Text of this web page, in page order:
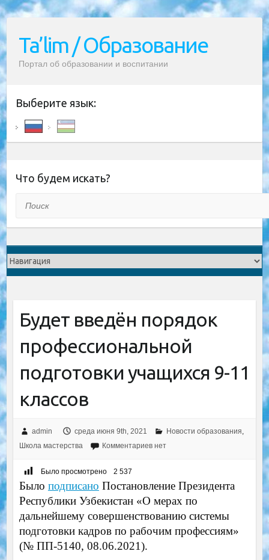
Ta’lim / Образование
Портал об образовании и воспитании
Выберите язык:
Что будем искать?
Будет введён порядок
профессиональной
подготовки учащихся 9-11
классов
admin среда июня 9th, 2021 Новости образования,
Школа мастерства
Комментариев нет
Было просмотрено 2 537
Было подписано Постановление Президента
Республики Узбекистан «О мерах по
дальнейшему совершенствованию системы
подготовки кадров по рабочим профессиям»
(№ ПП-5140, 08.06.2021).